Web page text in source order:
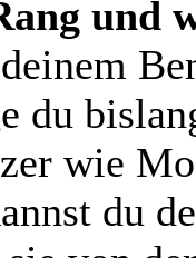
und
du
wie
du